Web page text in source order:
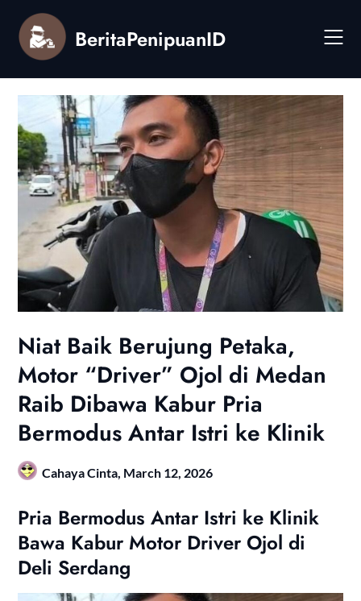
content
BeritaPenipuanID
Niat Baik Berujung Petaka,
Motor “Driver” Ojol di Medan
Raib Dibawa Kabur Pria
Bermodus Antar Istri ke Klinik
Cahaya Cinta, March 12, 2026
Pria Bermodus Antar Istri ke Klinik
Bawa Kabur Motor Driver Ojol di
Deli Serdang